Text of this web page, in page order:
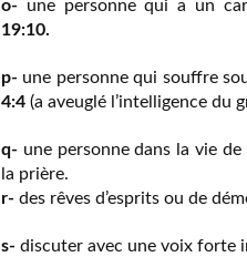
o- une personne qui a un
19:10.
p- une personne qui souffre
4:4 (a aveuglé l’intelligence du
q- une personne dans la vie
la prière.
r- des rêves d’esprits ou de
s- discuter avec une voix forte